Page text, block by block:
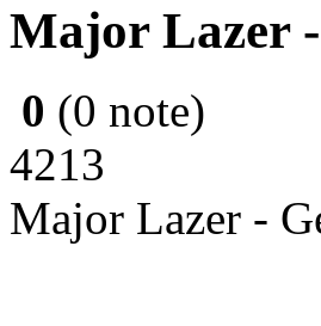
Major Lazer
0 (0 note)
4213
Major Lazer -